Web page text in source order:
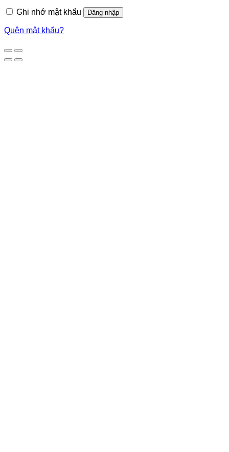
Ghi nhớ mật khẩu Đăng nhập
Quên mật khẩu?